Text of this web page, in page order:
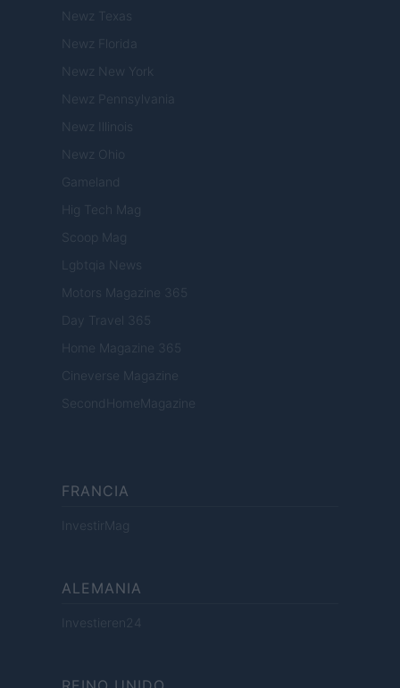
Newz Texas
Newz Florida
Newz New York
Newz Pennsylvania
Newz Illinois
Newz Ohio
Gameland
Hig Tech Mag
Scoop Mag
Lgbtqia News
Motors Magazine 365
Day Travel 365
Home Magazine 365
Cineverse Magazine
SecondHomeMagazine
FRANCIA
InvestirMag
ALEMANIA
Investieren24